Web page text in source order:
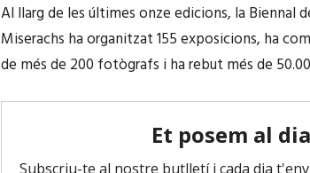
Al llarg de les últimes onze edicions, la Biennal
Miserachs ha organitzat 155 exposicions, ha
de més de 200 fotògrafs i ha rebut més de